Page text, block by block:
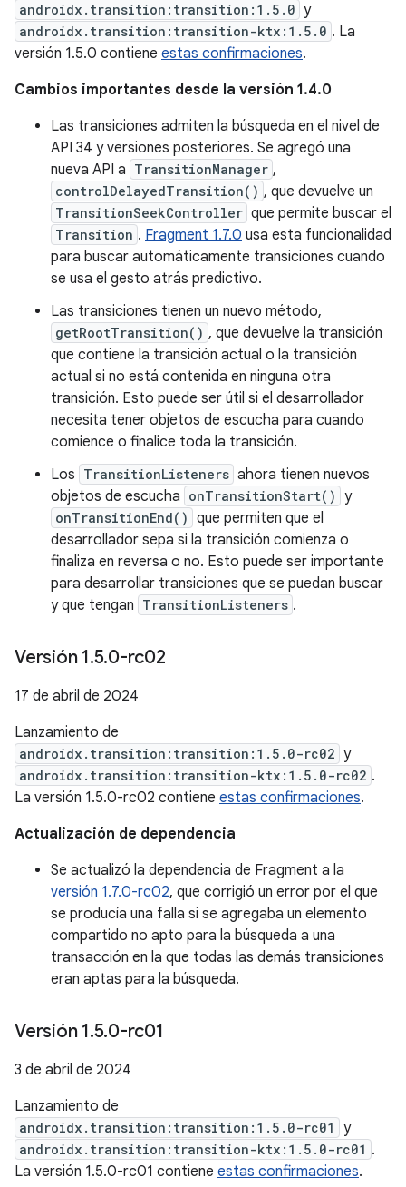
androidx.transition:transition:1.5.0 y
androidx.transition:transition-ktx:1.5.0 . La
versión 1.5.0 contiene estas confirmaciones.
Cambios importantes desde la versión 1.4.0
Las transiciones admiten la búsqueda en el nivel de
API 34 y versiones posteriores. Se agregó una
nueva API a TransitionManager ,
controlDelayedTransition() , que devuelve un
TransitionSeekController que permite buscar el
Transition . Fragment 1.7.0 usa esta funcionalidad
para buscar automáticamente transiciones cuando
se usa el gesto atrás predictivo.
Las transiciones tienen un nuevo método,
getRootTransition() , que devuelve la transición
que contiene la transición actual o la transición
actual si no está contenida en ninguna otra
transición. Esto puede ser útil si el desarrollador
necesita tener objetos de escucha para cuando
comience o finalice toda la transición.
Los TransitionListeners ahora tienen nuevos
objetos de escucha onTransitionStart() y
onTransitionEnd() que permiten que el
desarrollador sepa si la transición comienza o
finaliza en reversa o no. Esto puede ser importante
para desarrollar transiciones que se puedan buscar
y que tengan TransitionListeners .
Versión 1.5.0-rc02
17 de abril de 2024
Lanzamiento de
androidx.transition:transition:1.5.0-rc02 y
androidx.transition:transition-ktx:1.5.0-rc02 .
La versión 1.5.0-rc02 contiene estas confirmaciones.
Actualización de dependencia
Se actualizó la dependencia de Fragment a la
versión 1.7.0-rc02, que corrigió un error por el que
se producía una falla si se agregaba un elemento
compartido no apto para la búsqueda a una
transacción en la que todas las demás transiciones
eran aptas para la búsqueda.
Versión 1.5.0-rc01
3 de abril de 2024
Lanzamiento de
androidx.transition:transition:1.5.0-rc01 y
androidx.transition:transition-ktx:1.5.0-rc01 .
La versión 1.5.0-rc01 contiene estas confirmaciones.